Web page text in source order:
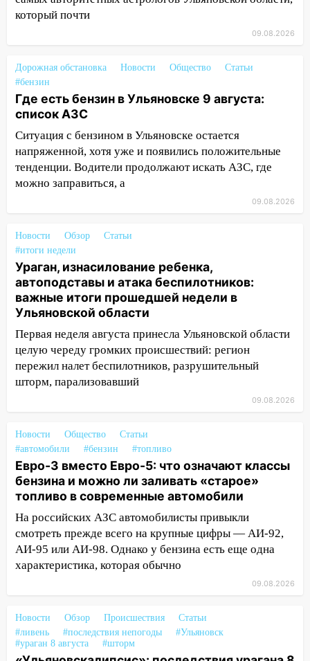
10:13 Прокуратура подвела итоги
09:18 Из-за ливня заблокировано
движение трамваев в Ульяновске
09:15 Ураган, изнасилование ребенка,
автоподставы и атака беспилотников:
важные итоги прошедшей недели в
Ульяновской области
08:20 В Ульяновске восстановили
трамвайную и троллейбусную
08:19
Внимание! В Цильнинском районе
пропал 67-летний мужчина
08:11
На Ульяновск снова надвигается
непогода
07:30 Евро-3 вместо Евро-5: что
означают классы бензина и можно ли
заливать «старое» топливо в
современные автомобили
06:30 Какая погода будет в Ульяновской
05:05
измениться: гороскоп на 9 августа —
три знака получат шанс, который нельзя
упустить
08.08.2026
20:10 Во время урагана в Ульяновске на
Волге перевернулась лодка
19:55 В Ульяновске упавшее дерево
заблокировало в машине двух женщин
ремонтируют девять мостов: один уже
готов, ещё два — почти завершены
17:00 «Ульяновскалипсис»: последствия
который почти
09.08.2026
Дорожная обстановка Новости Общество
Статьи
#бензин
Где есть бензин в Ульяновске 9 августа:
список АЗС
Ситуация с бензином в Ульяновске остается
напряженной, хотя уже и появились положительные
тенденции. Водители продолжают искать АЗС, где
можно заправиться, а
09.08.2026
Новости Обзор
Статьи
#итоги недели
Ураган, изнасилование ребенка,
автоподставы и атака беспилотников:
важные итоги прошедшей недели в
Ульяновской области
Первая неделя августа принесла Ульяновской области
целую череду громких происшествий: регион
пережил налет беспилотников, разрушительный
шторм, парализовавший
09.08.2026
Новости Общество
Статьи
#автомобили
#бензин #топливо
Евро-3 вместо Евро-5: что означают классы
бензина и можно ли заливать «старое»
топливо в современные автомобили
На российских АЗС автомобилисты привыкли
смотреть прежде всего на крупные цифры — АИ-92,
АИ-95 или АИ-98. Однако у бензина есть еще одна
характеристика, которая обычно
09.08.2026
Новости Обзор Происшествия
Статьи
#ливень
#последствия непогоды
#Ульяновск
#ураган 8 августа
#шторм